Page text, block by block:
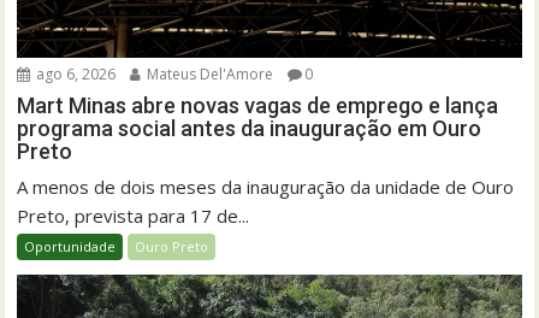
ago 6, 2026 Mateus Del'Amore 0
Mart Minas abre novas vagas de emprego e lança
programa social antes da inauguração em Ouro
Preto
A menos de dois meses da inauguração da unidade de Ouro
Preto, prevista para 17 de...
Oportunidade Ouro Preto